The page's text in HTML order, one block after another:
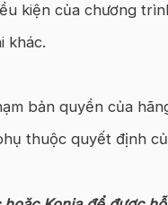
kiện của chương
khác.
bản quyền của
thuộc quyết định